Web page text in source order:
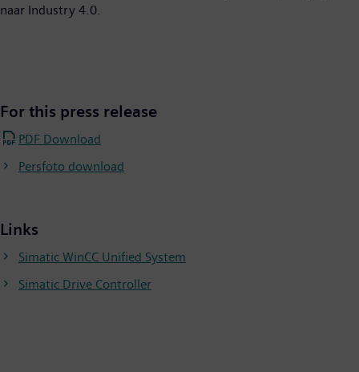
naar Industry 4.0.
For this press release
PDF Download
Persfoto download
Links
Simatic WinCC Unified System
Simatic Drive Controller